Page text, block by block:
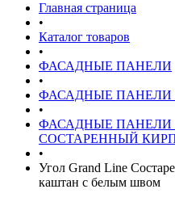
Главная страница
•
Каталог товаров
•
ФАСАДНЫЕ ПАНЕЛИ
•
ФАСАДНЫЕ ПАНЕЛИ
•
ФАСАДНЫЕ ПАНЕЛИ
СОСТАРЕННЫЙ
•
Угол Grand Line
каштан с белым швом